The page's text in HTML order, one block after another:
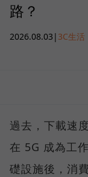
路？
2026.08.03 | 3C生活
過去，下載速
在 5G 成為工
礎設施後，消